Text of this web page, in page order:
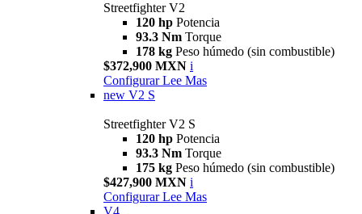
Streetfighter V2
120 hp Potencia
93.3 Nm Torque
178 kg Peso húmedo (sin combustible)
$372,900 MXN i
Configurar Lee Mas
new V2 S
Streetfighter V2 S
120 hp Potencia
93.3 Nm Torque
175 kg Peso húmedo (sin combustible)
$427,900 MXN i
Configurar Lee Mas